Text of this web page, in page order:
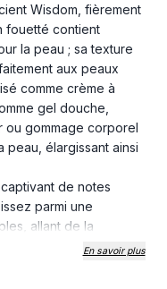
Wisdom, fièrement
fouetté contient
la peau ; sa texture
aux peaux
comme crème à
gel douche,
ou gommage corporel
élargissant ainsi
de notes
parmi une
allant de la
à la douceurEn savoir plus